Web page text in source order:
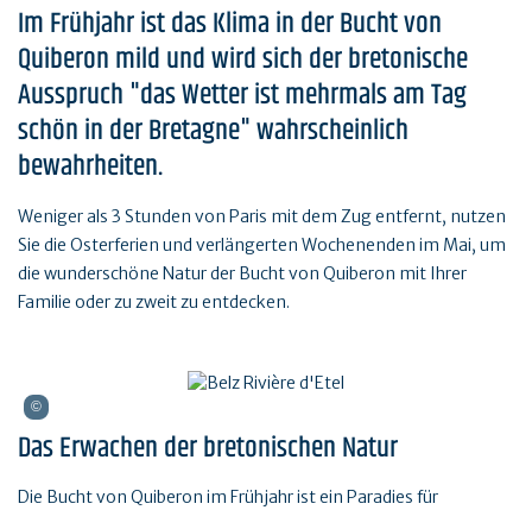
Im Frühjahr ist das Klima in der Bucht von
Quiberon mild und wird sich der bretonische
Ausspruch "das Wetter ist mehrmals am Tag
schön in der Bretagne" wahrscheinlich
bewahrheiten.
Weniger als 3 Stunden von Paris mit dem Zug entfernt, nutzen
Sie die Osterferien und verlängerten Wochenenden im Mai, um
die wunderschöne Natur der Bucht von Quiberon mit Ihrer
Familie oder zu zweit zu entdecken.
Das Erwachen der bretonischen Natur
Die Bucht von Quiberon im Frühjahr ist ein Paradies für